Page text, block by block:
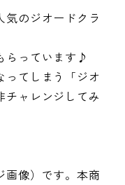
気のジオードクラ
らっています♪
ってしまう「ジオ
チャレンジしてみ
像）です。本商